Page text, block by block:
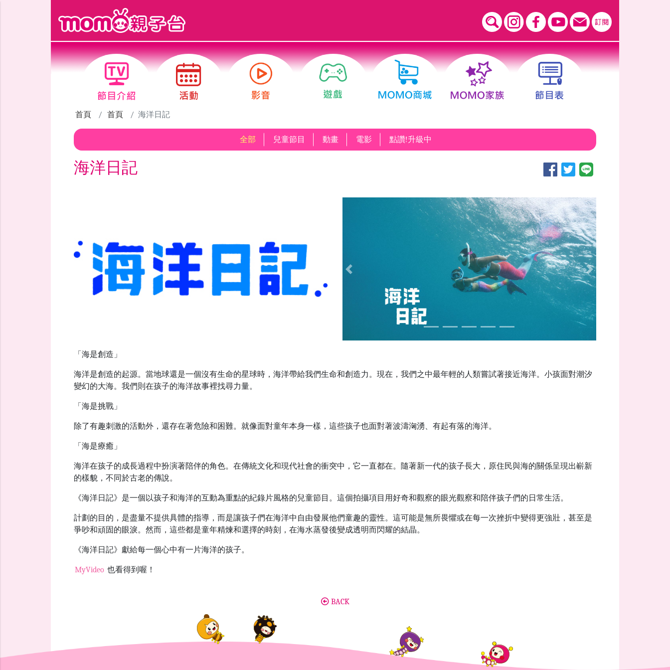
首頁 首頁 海洋日記
全部 兒童節目 動畫 電影 點讚!升級中
海洋日記
Previous Next
「海是創造」
海洋是創造的起源。當地球還是一個沒有生命的星球時，海洋帶給我們生命和創造力。現在，我們之中最年輕的人類嘗試著接近海洋。小孩面對潮汐
變幻的大海。我們則在孩子的海洋故事裡找尋力量。
「海是挑戰」
除了有趣刺激的活動外，還存在著危險和困難。就像面對童年本身一樣，這些孩子也面對著波濤洶湧、有起有落的海洋。
「海是療癒」
海洋在孩子的成長過程中扮演著陪伴的角色。在傳統文化和現代社會的衝突中，它一直都在。隨著新一代的孩子長大，原住民與海的關係呈現出嶄新
的樣貌，不同於古老的傳說。
《海洋日記》是一個以孩子和海洋的互動為重點的紀錄片風格的兒童節目。這個拍攝項目用好奇和觀察的眼光觀察和陪伴孩子們的日常生活。
計劃的目的，是盡量不提供具體的指導，而是讓孩子們在海洋中自由發展他們童趣的靈性。這可能是無所畏懼或在每一次挫折中變得更強壯，甚至是
爭吵和頑固的眼淚。然而，這些都是童年精煉和選擇的時刻，在海水蒸發後變成透明而閃耀的結晶。
《海洋日記》獻給每一個心中有一片海洋的孩子。
MyVideo 也看得到喔！
BACK